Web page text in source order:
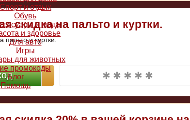
скидка на пальто и куртки.
пальто и куртки.
✱ ✱ ✱ ✱ ✱
и отдых
Обувь
и мода
и здоровье
Для авто
Игры
для животных
промокоды
Блог
Помощь